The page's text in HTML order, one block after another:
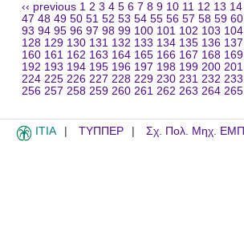
‹‹ previous 1 2 3 4 5 6 7 8 9 10 11 12 13 14
47 48 49 50 51 52 53 54 55 56 57 58 59 60
93 94 95 96 97 98 99 100 101 102 103 104
128 129 130 131 132 133 134 135 136 137
160 161 162 163 164 165 166 167 168 169
192 193 194 195 196 197 198 199 200 201
224 225 226 227 228 229 230 231 232 233
256 257 258 259 260 261 262 263 264 265
ITIA ΤΥΠΠΕΡ Σχ. Πολ. Μηχ. ΕΜΠ